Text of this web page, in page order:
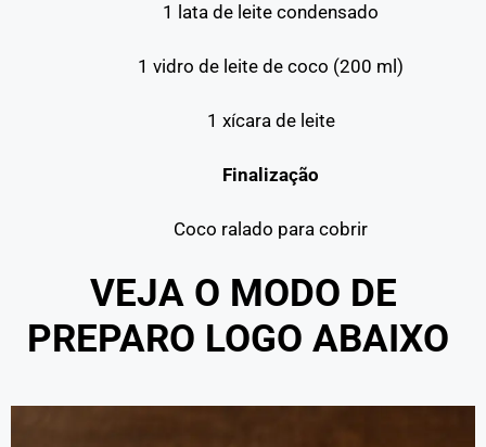
1 lata de leite condensado
1 vidro de leite de coco (200 ml)
1 xícara de leite
Finalização
Coco ralado para cobrir
VEJA O MODO DE
PREPARO LOGO ABAIXO